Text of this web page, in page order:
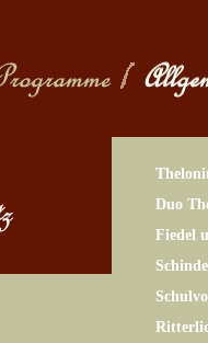
Duo
Fiedel